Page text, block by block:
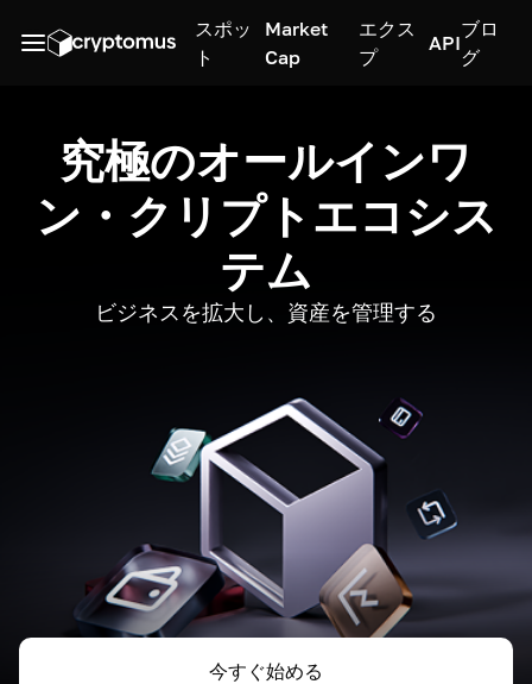
スポッ
ト
Market
Cap
エクス
プ
API
ブロ
グ
究極のオールインワ
ン・クリプトエコシス
テム
ビジネスを拡大し、資産を管理する
今すぐ始める